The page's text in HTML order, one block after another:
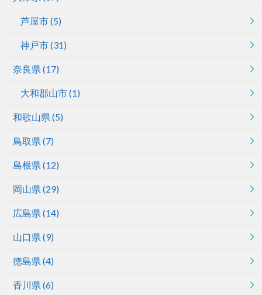
芦屋市(5)
神戸市(31)
奈良県 (17)
大和郡山市(1)
和歌山県 (5)
鳥取県 (7)
島根県 (12)
岡山県 (29)
広島県 (14)
山口県 (9)
徳島県 (4)
香川県 (6)